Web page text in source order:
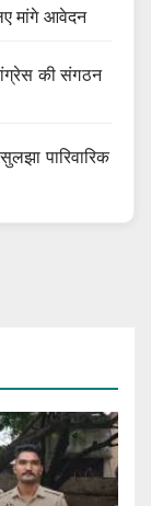
मांगे आवेदन
की संगठन
पारिवारिक